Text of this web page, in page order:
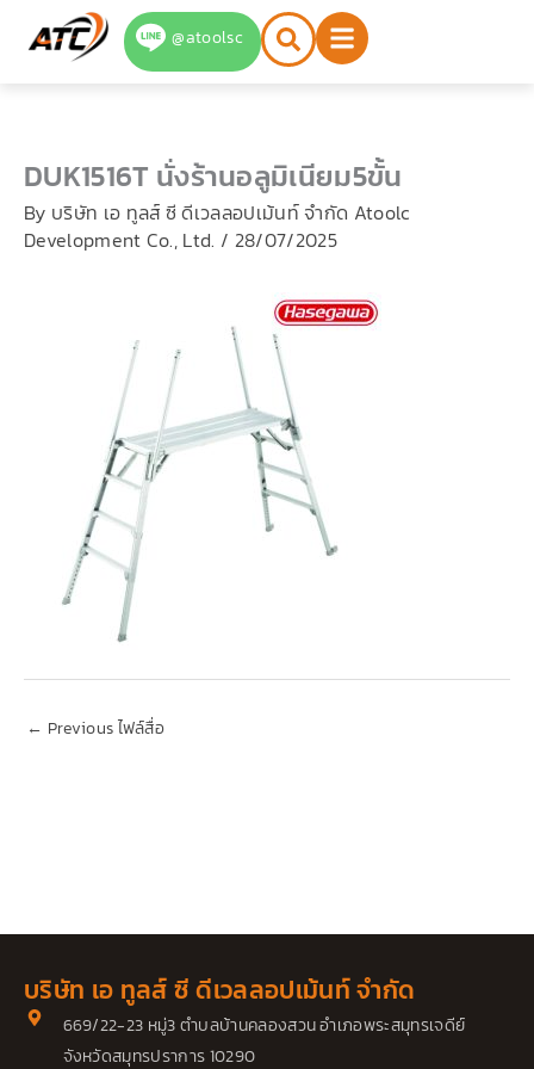
@atoolsc
DUK1516T นั่งร้านอลูมิเนียม5ขั้น
By บริษัท เอ ทูลส์ ซี ดีเวลลอปเม้นท์ จำกัด Atoolc
Development Co., Ltd. / 28/07/2025
← Previous ไฟล์สื่อ
บริษัท เอ ทูลส์ ซี ดีเวลลอปเม้นท์ จำกัด
669/22-23 หมู่3 ตำบลบ้านคลองสวน อำเภอพระสมุทรเจดีย์
จังหวัดสมุทรปราการ 10290